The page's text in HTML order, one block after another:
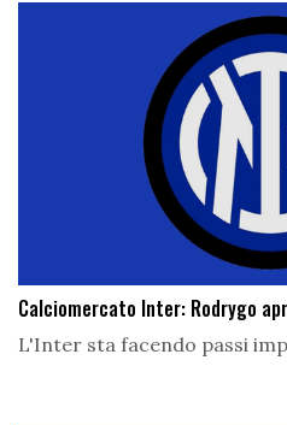
Calciomercato Inter: Rodrygo
L'Inter sta facendo passi